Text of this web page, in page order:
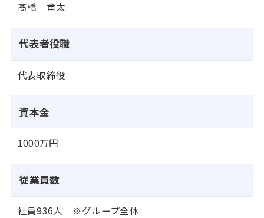
髙橋 竜太
代表者役職
代表取締役
資本金
1000万円
従業員数
社員936人 ※グループ全体